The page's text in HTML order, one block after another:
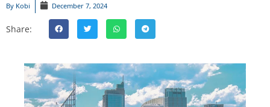
By Kobi December 7, 2024
Share: